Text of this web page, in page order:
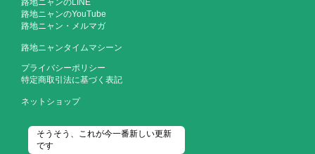
路地ニャンのLINE
路地ニャンのYouTube
路地ニャン・メルマガ
路地ニャンタイムマシーン
プライバシーポリシー
特定商取引法に基づく表記
ネットショップ
そうそう、これが今一番新しい更新
です